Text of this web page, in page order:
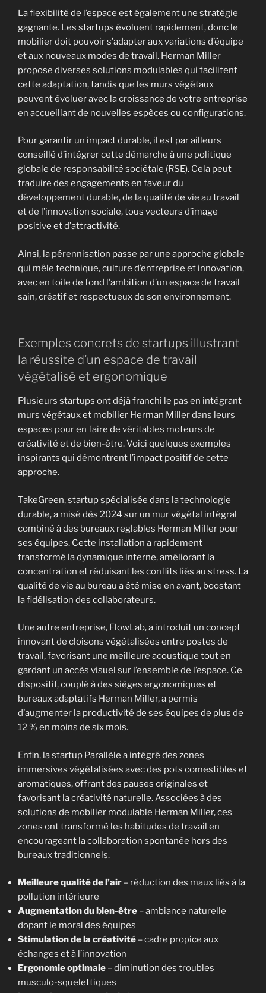
La flexibilité de l’espace est également une stratégie
gagnante. Les startups évoluent rapidement, donc le
mobilier doit pouvoir s’adapter aux variations d’équipe
et aux nouveaux modes de travail. Herman Miller
propose diverses solutions modulables qui facilitent
cette adaptation, tandis que les murs végétaux
peuvent évoluer avec la croissance de votre entreprise
en accueillant de nouvelles espèces ou configurations.
Pour garantir un impact durable, il est par ailleurs
conseillé d’intégrer cette démarche à une politique
globale de responsabilité sociétale (RSE). Cela peut
traduire des engagements en faveur du
développement durable, de la qualité de vie au travail
et de l’innovation sociale, tous vecteurs d’image
positive et d’attractivité.
Ainsi, la pérennisation passe par une approche globale
qui mêle technique, culture d’entreprise et innovation,
avec en toile de fond l’ambition d’un espace de travail
sain, créatif et respectueux de son environnement.
Exemples concrets de startups illustrant
la réussite d’un espace de travail
végétalisé et ergonomique
Plusieurs startups ont déjà franchi le pas en intégrant
murs végétaux et mobilier Herman Miller dans leurs
espaces pour en faire de véritables moteurs de
créativité et de bien-être. Voici quelques exemples
inspirants qui démontrent l’impact positif de cette
approche.
TakeGreen, startup spécialisée dans la technologie
durable, a misé dès 2024 sur un mur végétal intégral
combiné à des bureaux reglables Herman Miller pour
ses équipes. Cette installation a rapidement
transformé la dynamique interne, améliorant la
concentration et réduisant les conflits liés au stress. La
qualité de vie au bureau a été mise en avant, boostant
la fidélisation des collaborateurs.
Une autre entreprise, FlowLab, a introduit un concept
innovant de cloisons végétalisées entre postes de
travail, favorisant une meilleure acoustique tout en
gardant un accès visuel sur l’ensemble de l’espace. Ce
dispositif, couplé à des sièges ergonomiques et
bureaux adaptatifs Herman Miller, a permis
d’augmenter la productivité de ses équipes de plus de
12 % en moins de six mois.
Enfin, la startup Parallèle a intégré des zones
immersives végétalisées avec des pots comestibles et
aromatiques, offrant des pauses originales et
favorisant la créativité naturelle. Associées à des
solutions de mobilier modulable Herman Miller, ces
zones ont transformé les habitudes de travail en
encourageant la collaboration spontanée hors des
bureaux traditionnels.
Meilleure qualité de l’air – réduction des maux liés à la
pollution intérieure
Augmentation du bien-être – ambiance naturelle
dopant le moral des équipes
Stimulation de la créativité – cadre propice aux
échanges et à l’innovation
Ergonomie optimale – diminution des troubles
musculo-squelettiques